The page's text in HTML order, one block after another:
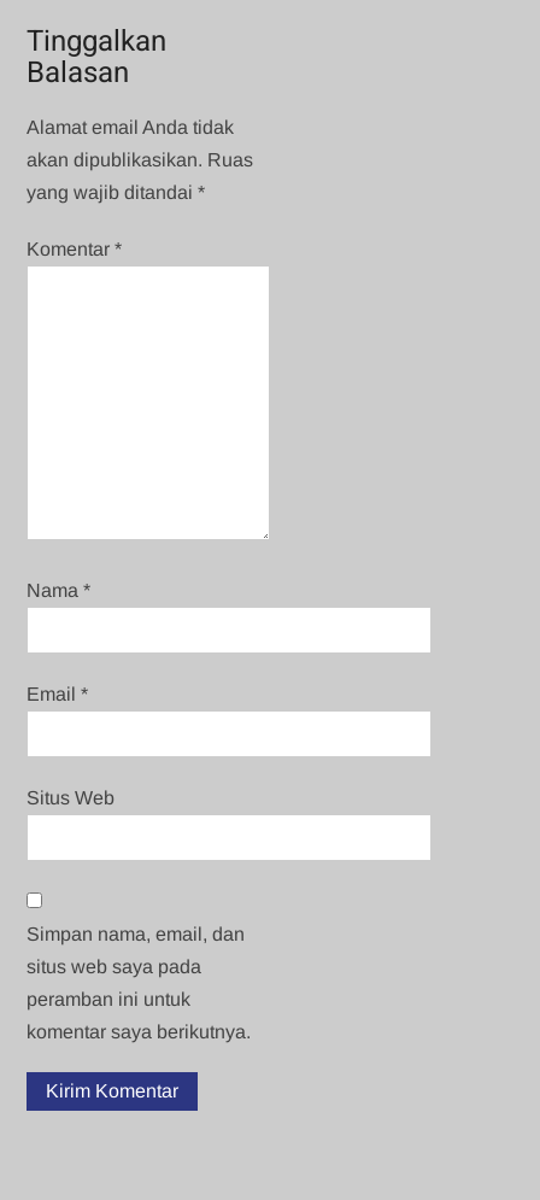
Tinggalkan
Balasan
Alamat email Anda tidak
akan dipublikasikan. Ruas
yang wajib ditandai*
Komentar*
Nama*
Email*
Situs Web
Simpan nama, email, dan
situs web saya pada
peramban ini untuk
komentar saya berikutnya.